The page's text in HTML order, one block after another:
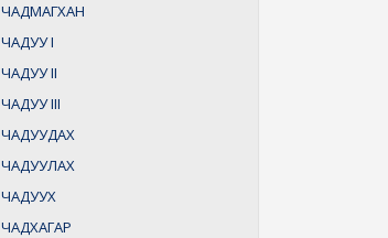
ЧАДМАГХАН
ЧАДУУI
ЧАДУУII
ЧАДУУIII
ЧАДУУДАХ
ЧАДУУЛАХ
ЧАДУУХ
ЧАДХАГАР